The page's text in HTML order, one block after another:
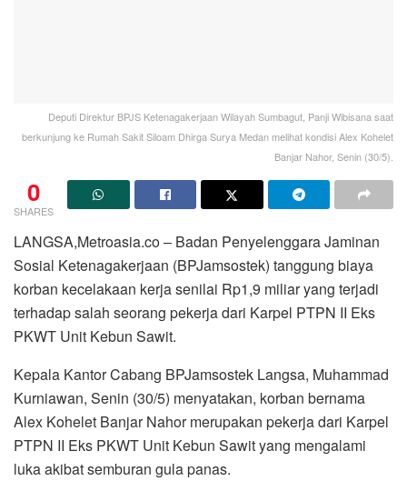
Deputi Direktur BPJS Ketenagakerjaan Wilayah Sumbagut, Panji Wibisana saat
berkunjung ke Rumah Sakit Siloam Dhirga Surya Medan melihat kondisi Alex Kohelet
Banjar Nahor, Senin (30/5).
0
SHARES
LANGSA,Metroasia.co – Badan Penyelenggara Jaminan
Sosial Ketenagakerjaan (BPJamsostek) tanggung biaya
korban kecelakaan kerja senilai Rp1,9 miliar yang terjadi
terhadap salah seorang pekerja dari Karpel PTPN II Eks
PKWT Unit Kebun Sawit.
Kepala Kantor Cabang BPJamsostek Langsa, Muhammad
Kurniawan, Senin (30/5) menyatakan, korban bernama
Alex Kohelet Banjar Nahor merupakan pekerja dari Karpel
PTPN II Eks PKWT Unit Kebun Sawit yang mengalami
luka akibat semburan gula panas.